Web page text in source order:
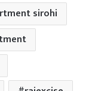
sirohi